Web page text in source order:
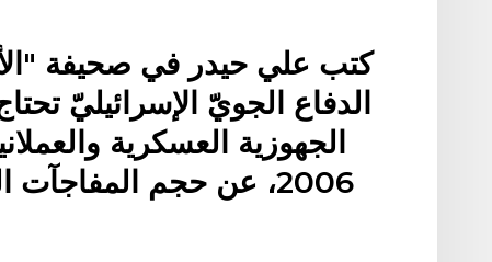
كتب علي حيدر في صحيفة
الدفاع الجويّ الإسرائيليّ
الجهوزية العسكرية
2006، عن حجم